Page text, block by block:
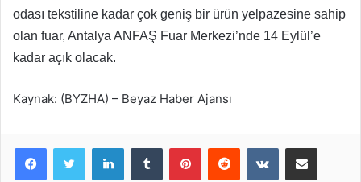
odası tekstiline kadar çok geniş bir ürün yelpazesine sahip
olan fuar, Antalya ANFAŞ Fuar Merkezi’nde 14 Eylül’e
kadar açık olacak.
Kaynak: (BYZHA) – Beyaz Haber Ajansı
LinkedInTumblr PinterestReddit VKontakteE-Posta ile paylaş